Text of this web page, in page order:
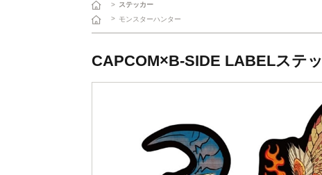
> ステッカー
> モンスターハンター
CAPCOM×B-SIDE LABELステ